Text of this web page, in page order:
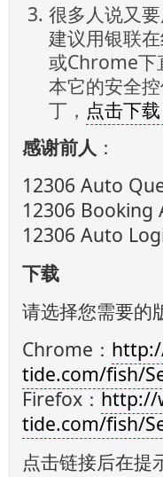
很多人说又
建议用银联
或Chrome下
本它的安全
丁， 点击下载
感谢前人 ：
12306 Auto
12306 Booking
12306 Auto
下载
请选择您需要的
Chrome：
tide.com/fish/
Firefox： http://
tide.com/fish/
点击链接后在提